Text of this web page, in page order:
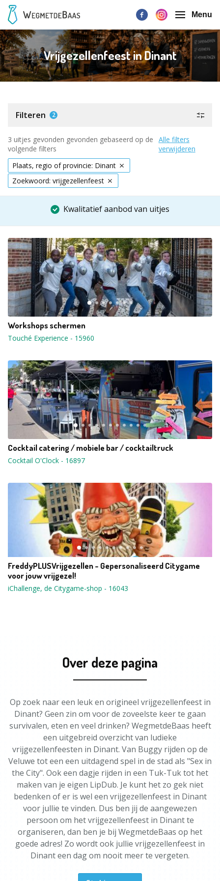
Menu
Vrijgezellenfeest in Dinant
Filteren 2
3 uitjes gevonden gevonden gebaseerd op de
volgende filters
Alle filters
verwijderen
Plaats, regio of provincie: Dinant
Zoekwoord: vrijgezellenfeest
Kwalitatief aanbod van uitjes
Workshops schermen
Touché Experience - 15960
Cocktail catering / mobiele bar / cocktailtruck
Cocktail O'Clock - 16897
FreddyPLUSVrijgezellen - Gepersonaliseerd Citygame
voor jouw vrijgezel!
iChallenge, de Citygame-shop - 16043
Over deze pagina
Op zoek naar een leuk en origineel vrijgezellenfeest in
Dinant? Geen zin om voor de zoveelste keer te gaan
survivalen, eten en veel drinken? WegmetdeBaas heeft
een uitgebreid overzicht van ludieke
vrijgezellenfeesten in Dinant. Van Buggy rijden op de
Veluwe tot een een uitdagend spel in de stad als "Sex in
the City". Ook een dagje rijden in een Tuk-Tuk tot het
maken van je eigen LipDub. Je kunt het zo gek niet
bedenken of er is wel een vrijgezellenfeest in Dinant
voor jullie te vinden. Dus ben jij de aangewezen
persoon om het vrijgezellenfeest in Dinant te
organiseren, dan ben je bij WegmetdeBaas op het
goede adres! Zo wordt ook jullie vrijgezellenfeest in
Dinant een dag om nooit meer te vergeten.